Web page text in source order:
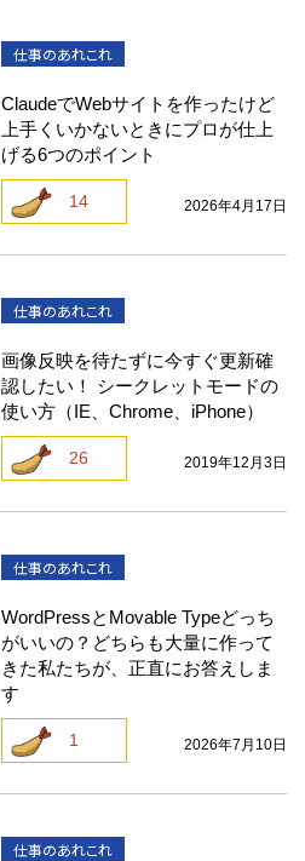
仕事のあれこれ
ClaudeでWebサイトを作ったけど
上手くいかないときにプロが仕上
げる6つのポイント
14 2026年4月17日
仕事のあれこれ
画像反映を待たずに今すぐ更新確
認したい！ シークレットモードの
使い方（IE、Chrome、iPhone）
26 2019年12月3日
仕事のあれこれ
WordPressとMovable Typeどっち
がいいの？どちらも大量に作って
きた私たちが、正直にお答えしま
す
1 2026年7月10日
仕事のあれこれ